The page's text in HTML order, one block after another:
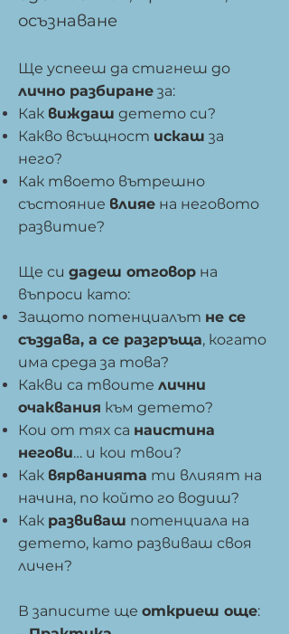
осъзнаване
Ще успееш да стигнеш до
лично разбиране за:
Как виждаш детето си?
Какво всъщност искаш за
него?
Как твоето вътрешно
състояние влияе на неговото
развитие?
Ще си дадеш отговор на
въпроси като:
Защото потенциалът не се
създава, а се разгръща, когато
има среда за това?
Какви са твоите лични
очаквания към детето?
Кои от тях са наистина
негови… и кои твои?
Как вярванията ти влияят на
начина, по който го водиш?
Как развиваш потенциала на
детето, като развиваш своя
личен?
В записите ще откриеш още: